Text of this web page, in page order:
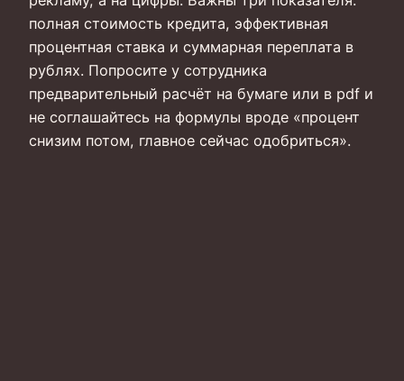
полная стоимость кредита, эффективная
процентная ставка и суммарная переплата в
рублях. Попросите у сотрудника
предварительный расчёт на бумаге или в pdf и
не соглашайтесь на формулы вроде «процент
снизим потом, главное сейчас одобриться».